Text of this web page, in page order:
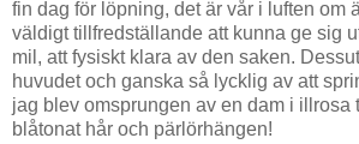
fin dag för löpning, det är vår i luften om
väldigt tillfredställande att kunna ge sig
mil, att fysiskt klara av den saken.
huvudet och ganska så lycklig av att
jag blev omsprungen av en dam i illrosa
blåtonat hår och pärlörhängen!